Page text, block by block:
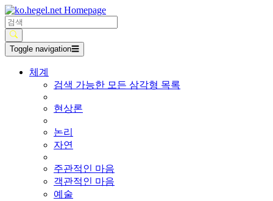
Toggle navigation☰
체계
검색 가능한 모든 삼각형 목록
현상론
논리
자연
주관적인 마음
객관적인 마음
예술